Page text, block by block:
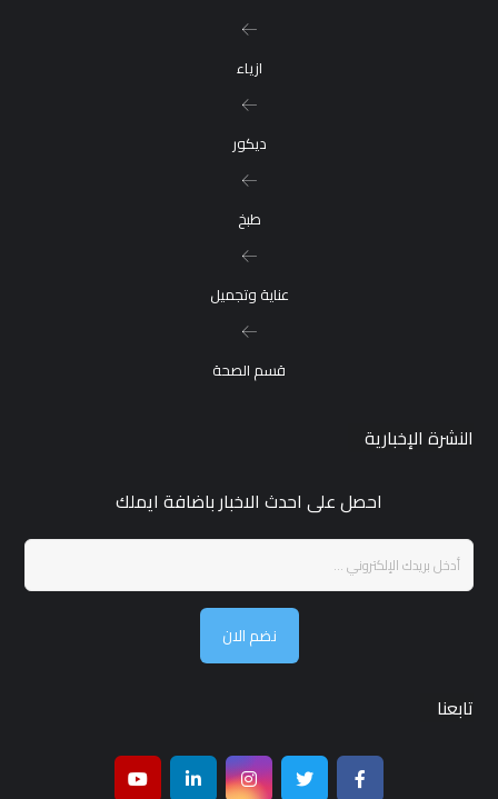
ازياء
ديكور
طبخ
عناية وتجميل
قسم الصحة
النشرة الإخبارية
احصل على احدث الاخبار باضافة ايملك
نضم الان
تابعنا